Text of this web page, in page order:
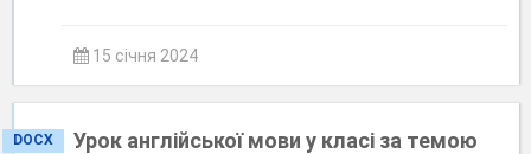
15 січня 2024
DOCX
Урок англійської мови у класі за темою